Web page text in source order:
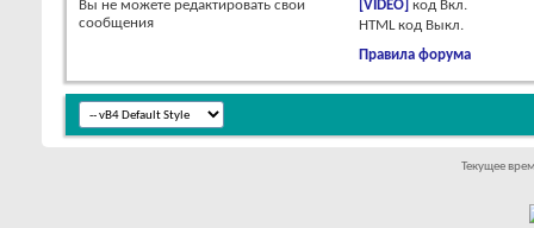
Вы не можете редактировать свои
сообщения
[VIDEO] код Вкл.
HTML код Выкл.
Правила форума
Текущее